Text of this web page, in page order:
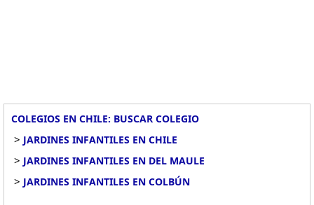
COLEGIOS EN CHILE: BUSCAR COLEGIO
> JARDINES INFANTILES EN CHILE
> JARDINES INFANTILES EN DEL MAULE
> JARDINES INFANTILES EN COLBÚN